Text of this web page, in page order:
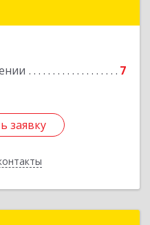
7
заявку
Подробнее
заявку